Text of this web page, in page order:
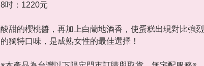
8吋：1220元
酸甜的櫻桃醬，再加上白蘭地酒香，使蛋糕出現對比強烈
的獨特口味，是成熟女性的最佳選擇！